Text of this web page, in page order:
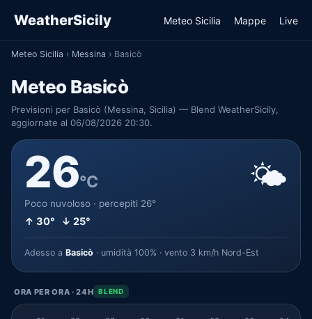
WeatherSicily Meteo Sicilia Mappe Live
Meteo Sicilia › Messina › Basicò
Meteo Basicò
Previsioni per Basicò (Messina, Sicilia) — Blend WeatherSicily,
aggiornate al 06/08/2026 20:30.
26°C
Poco nuvoloso · percepiti 26°
↑ 30° ↓ 25°
🌤️
Adesso a Basicò · umidità 100% · vento 3 km/h Nord-Est
ORA PER ORA · 24H BLEND